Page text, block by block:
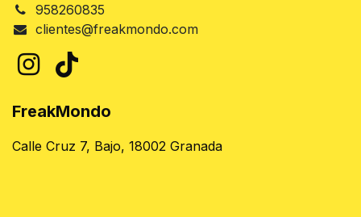
958260835
clientes@freakmondo.com
FreakMondo
Calle Cruz 7, Bajo, 18002 Granada